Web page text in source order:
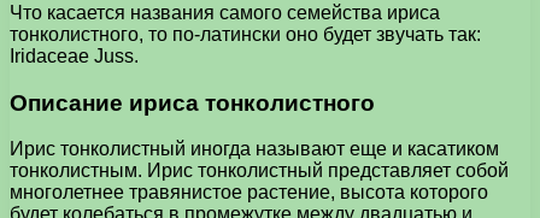
Что касается названия самого семейства ириса
тонколистного, то по-латински оно будет звучать так:
Iridaceae Juss.
Описание ириса тонколистного
Ирис тонколистный иногда называют еще и касатиком
тонколистным. Ирис тонколистный представляет собой
многолетнее травянистое растение, высота которого